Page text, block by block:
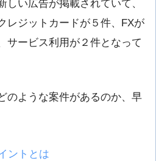
しい広告が掲載されていて、
レジットカードが５件、FXが
サービス利用が２件となって
のような案件があるのか、早
ントとは